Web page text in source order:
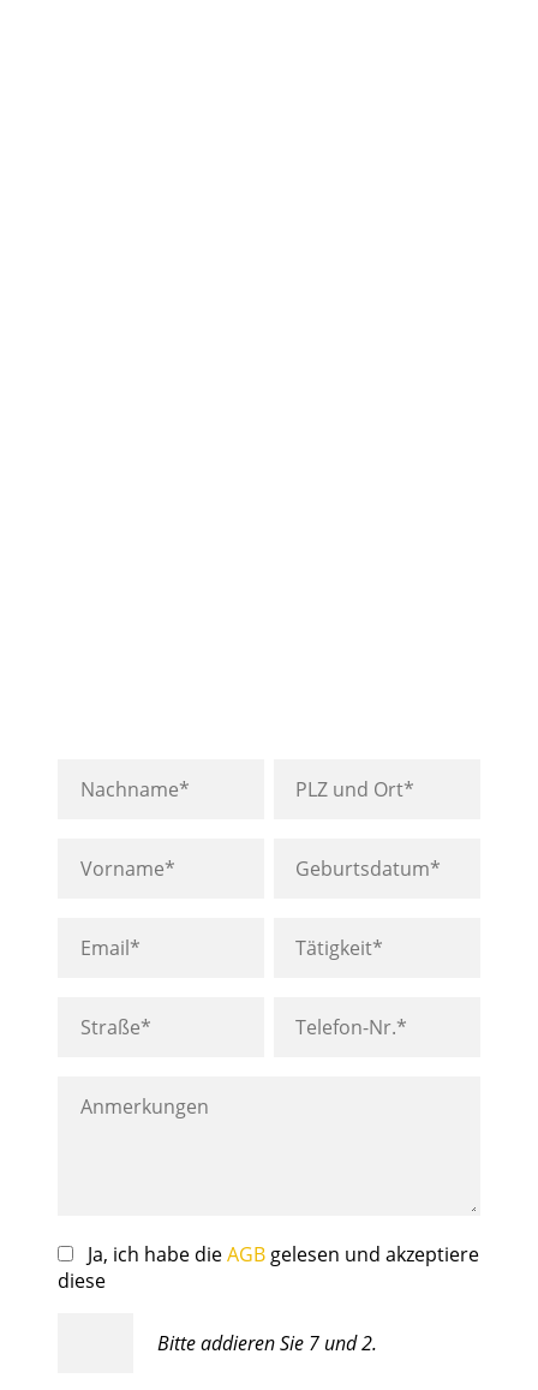
Ja, ich habe dieAGBgelesen und akzeptiere
diese
Bitte addieren Sie 7 und 2.